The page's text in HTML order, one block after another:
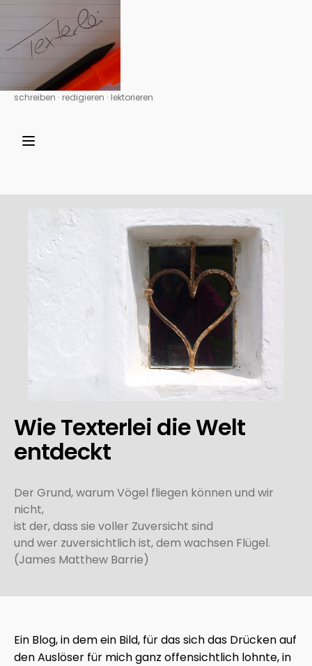
schreiben ∙ redigieren ∙ lektorieren
Wie Texterlei die Welt
entdeckt
Der Grund, warum Vögel fliegen können und wir
nicht,
ist der, dass sie voller Zuversicht sind
und wer zuversichtlich ist, dem wachsen Flügel.
(James Matthew Barrie)
Ein Blog, in dem ein Bild, für das sich das Drücken auf
den Auslöser für mich ganz offensichtlich lohnte, in